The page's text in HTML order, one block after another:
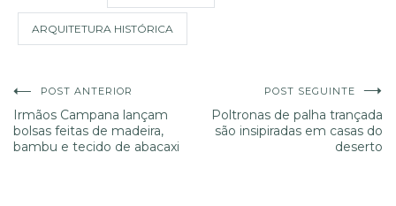
ARQUITETURA HISTÓRICA
Navegação
de
POST ANTERIOR
Irmãos Campana lançam
bolsas feitas de madeira,
bambu e tecido de abacaxi
POST SEGUINTE
Poltronas de palha trançada
são insipiradas em casas do
deserto